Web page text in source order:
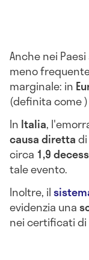
Anche nei
meno
marginale: in
(definita come
In Italia,
causa diretta
circa 1,9
tale evento.
Inoltre, il
evidenzia una
nei certificati